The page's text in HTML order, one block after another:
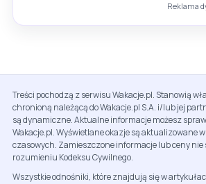
Reklama
Treści pochodzą z serwisu Wakacje.pl. Stanowią
chronioną należącą do Wakacje.pl S.A. i/lub jej
są dynamiczne. Aktualne informacje możesz
Wakacje.pl. Wyświetlane okazje są aktualizowane
czasowych. Zamieszczone informacje lub ceny nie
rozumieniu Kodeksu Cywilnego.
Wszystkie odnośniki, które znajdują się w